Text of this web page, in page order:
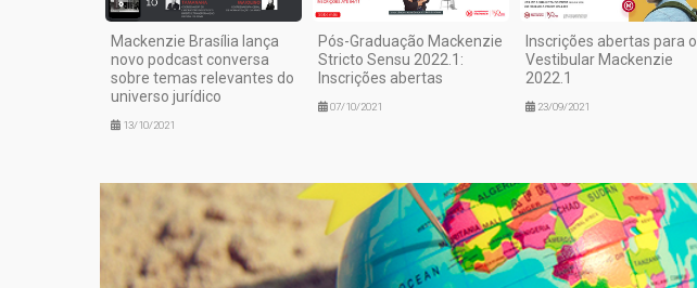
Mackenzie Brasília lança
novo podcast conversa
sobre temas relevantes do
universo jurídico
13/10/2021
Pós-Graduação Mackenzie
Stricto Sensu 2022.1:
Inscrições abertas
07/10/2021
Inscrições abertas para o
Vestibular Mackenzie
2022.1
23/09/2021